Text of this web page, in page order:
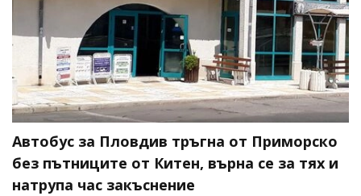
Автобус за Пловдив тръгна от Приморско
без пътниците от Китен, върна се за тях и
натрупа час закъснение